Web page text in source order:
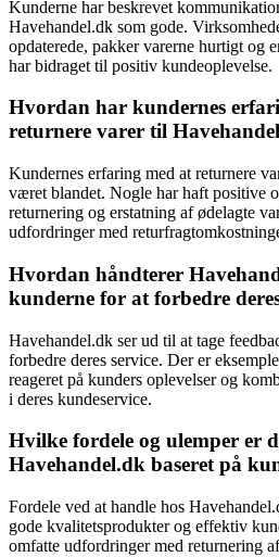
Kunderne har beskrevet
Havehandel.dk som gode.
opdaterede, pakker varerne hurtigt og
har bidraget til positiv kundeoplevelse.
Hvordan har kundernes
returnere varer til
Kundernes erfaring med at returnere
været blandet. Nogle har haft positive
returnering og erstatning af ødelagte
udfordringer med
Hvordan håndterer
kunderne for at forbedre
Havehandel.dk ser ud til at tage
forbedre deres service. Der er
reageret på kunders oplevelser og
i deres kundeservice.
Hvilke fordele og ulemper er
Havehandel.dk baseret på
Fordele ved at handle hos
gode kvalitetsprodukter og effektiv
omfatte udfordringer med returnering